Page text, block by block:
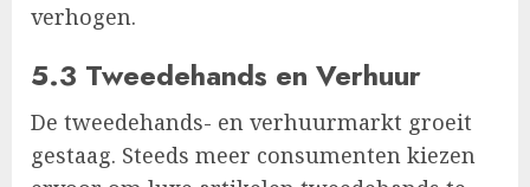
verhogen.
5.3 Tweedehands en Verhuur
De tweedehands- en verhuurmarkt groeit
gestaag. Steeds meer consumenten kiezen